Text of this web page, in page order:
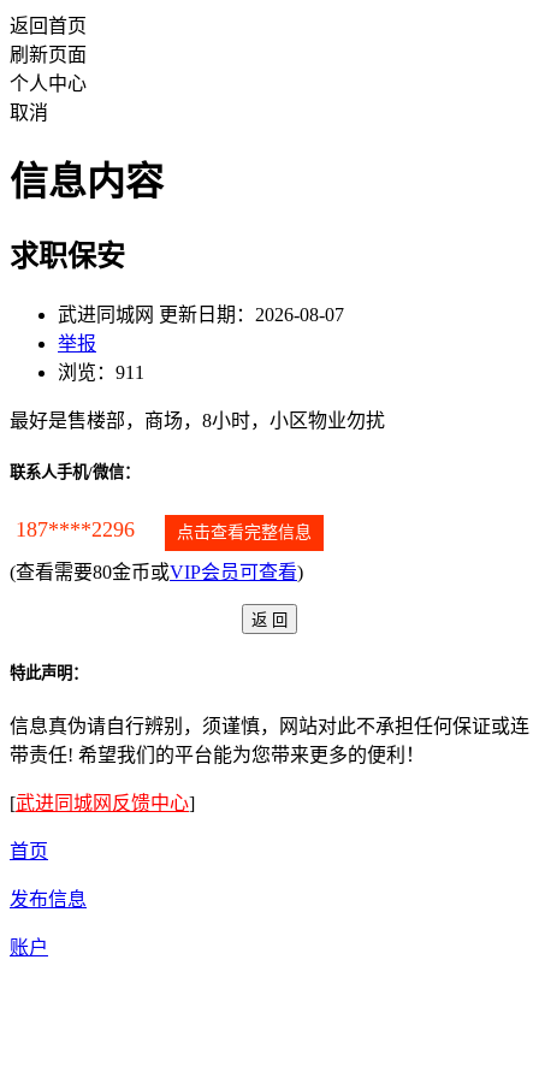
返回首页
刷新页面
个人中心
取消
信息内容
求职保安
武进同城网 更新日期：2026-08-07
举报
浏览：911
最好是售楼部，商场，8小时，小区物业勿扰
联系人手机/微信：
187****2296 点击查看完整信息
(查看需要80金币或VIP会员可查看)
特此声明：
信息真伪请自行辨别，须谨慎，网站对此不承担任何保证或连
带责任! 希望我们的平台能为您带来更多的便利！
[武进同城网反馈中心]
首页
发布信息
账户